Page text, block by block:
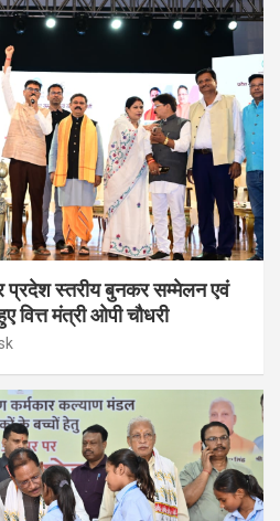
प्रदेश स्तरीय बुनकर सम्मेलन एवं
वित्त मंत्री ओपी चौधरी